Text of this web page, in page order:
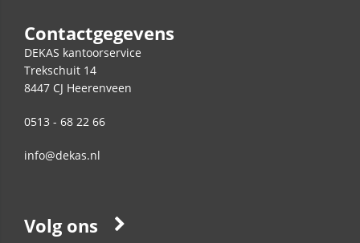
Contactgegevens
DEKAS kantoorservice
Trekschuit 14
8447 CJ Heerenveen
0513 - 68 22 66
info@dekas.nl
Volg ons